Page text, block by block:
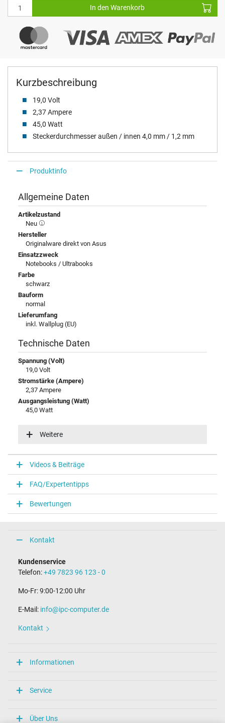
Kurzbeschreibung
19,0 Volt
2,37 Ampere
45,0 Watt
Steckerdurchmesser außen / innen 4,0 mm / 1,2 mm
In den Warenkorb
Produktinfo
Allgemeine Daten
Artikelzustand
Neu
Hersteller
Originalware direkt von Asus
Einsatzzweck
Notebooks / Ultrabooks
Farbe
schwarz
Bauform
normal
Lieferumfang
inkl. Wallplug (EU)
Technische Daten
Spannung (Volt)
19,0 Volt
Stromstärke (Ampere)
2,37 Ampere
Ausgangsleistung (Watt)
45,0 Watt
100-240V / 50-60Hz
Notebook Stecker
Steckertyp / -form
rund / 90° abgewinkelt
Steckerlänge (mm)
9,8 mm
4,0 mm / 1,2 mm
Länge Anschlusskabel (m) (ca.)
2.00 m
Maße
Länge / Breite / Höhe
Überlast-, kurzschluss- und überhitzungsgeschützt
CE
Kategorisierung
Weitere
Videos & Beiträge
FAQ/Expertentipps
Bewertungen
Kontakt
Kundenservice
Telefon:+49 7823 96 123 - 0
Mo-Fr: 9:00-12:00 Uhr
E-Mail: info@ipc-computer.de
Kontakt
Informationen
Service
Über Uns